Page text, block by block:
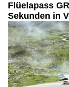
Flüelapass
Sekunden in